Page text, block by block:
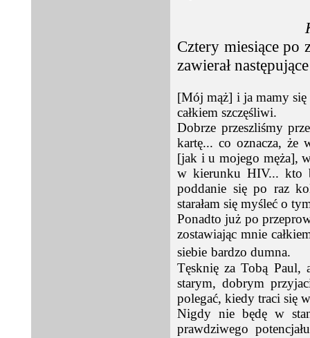
Cztery miesiące po
zawierał
[Mój mąż] i ja mamy się
całkiem szczęśliwi.
Dobrze przeszliśmy
kartę... co oznacza, że
[jak i u mojego męża],
w kierunku HIV... kto
poddanie się po raz
starałam się myśleć o
Ponadto już po
zostawiając mnie
siebie bardzo dumna.
Tęsknię za Tobą Paul,
starym, dobrym
polegać, kiedy traci się
Nigdy nie będę w
prawdziwego